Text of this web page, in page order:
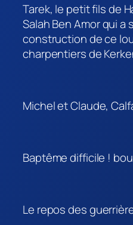
Tarek, le petit fils de
Salah Ben Amor qui a
construction de ce
charpentiers de
Michel et Claude,
Baptême difficile !
Le repos des